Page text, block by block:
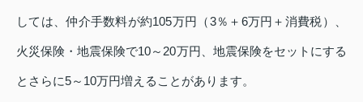
しては、仲介手数料が約105万円（3％＋6万円＋消費税）、
火災保険・地震保険で10～20万円、地震保険をセットにする
とさらに5～10万円増えることがあります。